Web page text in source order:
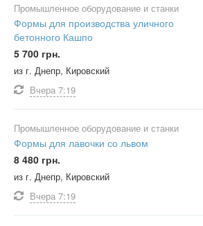
Промышленное оборудование и станки
Формы для производства уличного
бетонного Кашпо
5 700 грн.
из г. Днепр, Кировский
Вчера 7:19
Промышленное оборудование и станки
Формы для лавочки со львом
8 480 грн.
из г. Днепр, Кировский
Вчера 7:19